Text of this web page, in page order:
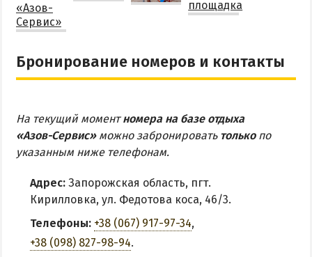
Бронирование номеров и контакты
На текущий моментномера на базе отдыха
«Азов-Сервис»можно забронировать толькопо
указанным ниже телефонам.
Адрес: Запорожская область, пгт.
Кирилловка, ул. Федотова коса, 46/3.
Телефоны: +38 (067) 917-97-34,
+38 (098) 827-98-94.